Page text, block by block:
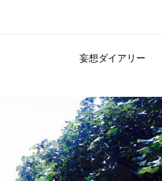
妄想ダイアリー